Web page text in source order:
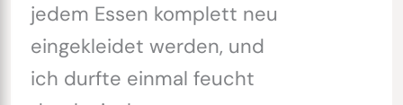
jedem Essen komplett neu
eingekleidet werden, und
ich durfte einmal feucht